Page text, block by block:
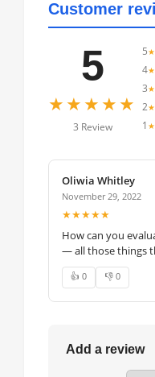
Customer
5
★★★★★
3 Review
5★
4★
3★
2★
1 ★
Oliwia Whitley
November 29, 2022
★★★★★
How can you
— all those things
👍 0 👎 0
Add a review